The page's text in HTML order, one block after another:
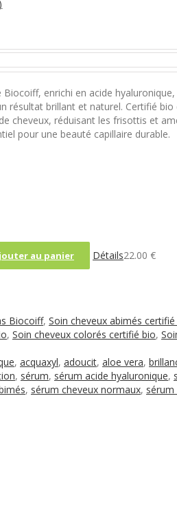
Biocoiff, enrichi en acide
résultat brillant et naturel. Certifié
cheveux, réduisant les frisottis et
pour une beauté capillaire durable.
au panier Détails22.00 €
Biocoiff, Soin cheveux abimés
, Soin cheveux colorés certifié bio,
, acquaxyl, adoucit, aloe vera,
, sérum, sérum acide hyaluronique,
, sérum cheveux normaux, sérum